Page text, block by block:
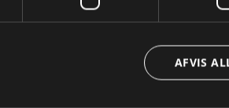
at nippe i.
AFVIS